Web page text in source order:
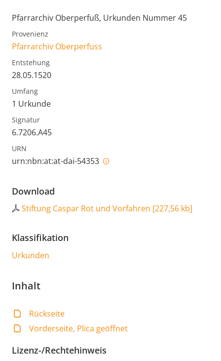
Pfarrarchiv Oberperfuß, Urkunden Nummer 45
Provenienz
Pfarrarchiv Oberperfuss
Entstehung
28.05.1520
Umfang
1 Urkunde
Signatur
6.7206.A45
URN
urn:nbn:at:at-dai-54353
Download
Stiftung Caspar Rot und Vorfahren [227,56 kb]
Klassifikation
Urkunden
Inhalt
Rückseite
Vorderseite, Plica geöffnet
Lizenz-/Rechtehinweis